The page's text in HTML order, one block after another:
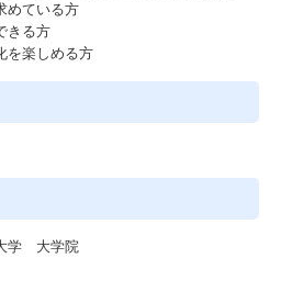
めている方
きる方
を楽しめる方
大学院